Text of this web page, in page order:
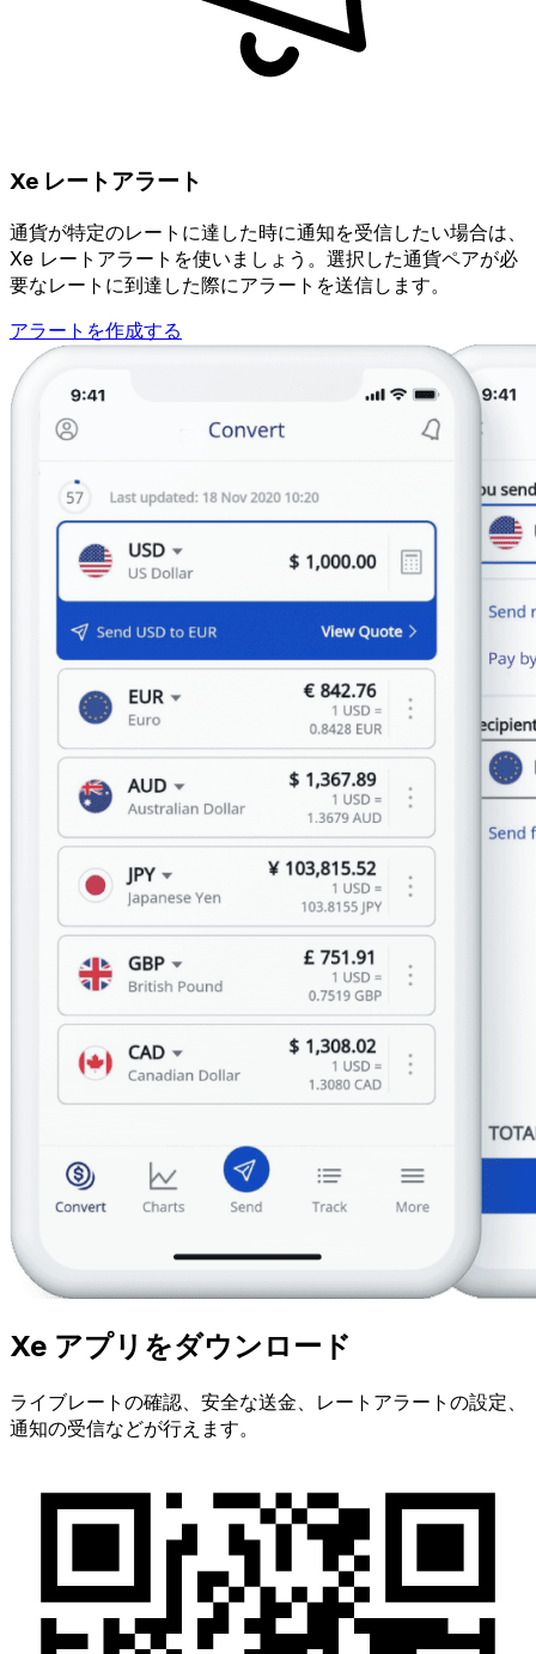
Xe レートアラート
通貨が特定のレートに達した時に通知を受信したい場合は、
Xe レートアラートを使いましょう。選択した通貨ペアが必
要なレートに到達した際にアラートを送信します。
アラートを作成する
Xe アプリをダウンロード
ライブレートの確認、安全な送金、レートアラートの設定、
通知の受信などが行えます。